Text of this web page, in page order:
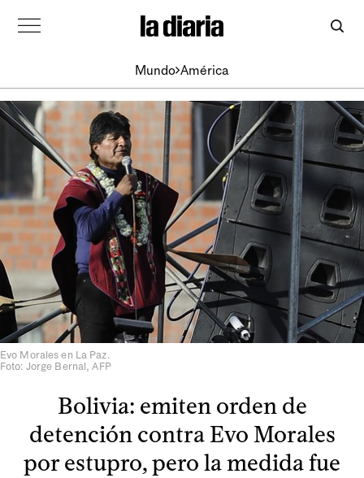
Mundo América
Evo Morales en La Paz.
Foto: Jorge Bernal, AFP
Bolivia: emiten orden de
detención contra Evo Morales
por estupro, pero la medida fue